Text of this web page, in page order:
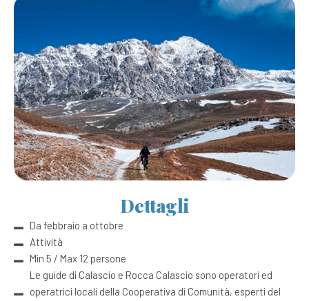
Dettagli
Da febbraio a ottobre
Attività
Min 5 / Max 12 persone
Le guide di Calascio e Rocca Calascio sono operatori ed
operatrici locali della Cooperativa di Comunità, esperti del